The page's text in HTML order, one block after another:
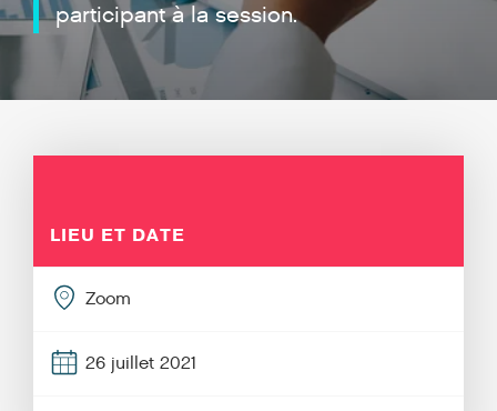
participant à la session.
LIEU ET DATE
Zoom
26 juillet 2021